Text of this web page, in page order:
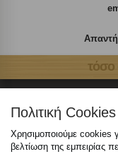
Πολιτική Cookies
Χρησιμοποιούμε cookies
βελτίωση της εμπειρίας